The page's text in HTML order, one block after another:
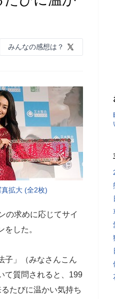
みんなの感想は？
真拡大 (全2枚)
の求めに応じてサイ
した。
子」（みなさんこん
て質問されると、199
たびに温かい気持ち